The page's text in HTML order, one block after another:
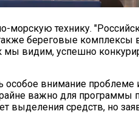
морскую технику.
береговые комплексы
мы видим, успешно
особое внимание
важно для
выделения средств, но